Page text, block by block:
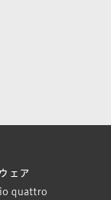
ェア
quattro